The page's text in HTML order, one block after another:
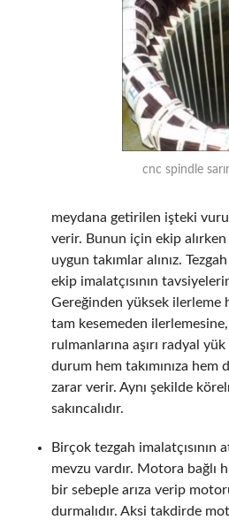
cnc spindle
meydana getirilen işteki
verir. Bunun için ekip
uygun takımlar alınız. Tezgah
ekip imalatçısının
Gereğinden yüksek ilerleme
tam kesemeden
rulmanlarına aşırı radyal
durum hem takımınıza hem
zarar verir. Aynı şekilde
sakıncalıdır.
Birçok tezgah imalatçısının
mevzu vardır. Motora bağlı
bir sebeple arıza verip
durmalıdır. Aksi takdirde